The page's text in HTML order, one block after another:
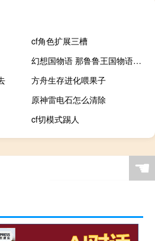
cf角色扩展三槽
幻想国物语 那鲁鲁王国物语攻略
方舟生存进化喂果子
原神雷电石怎么清除
cf切模式踢人
☚